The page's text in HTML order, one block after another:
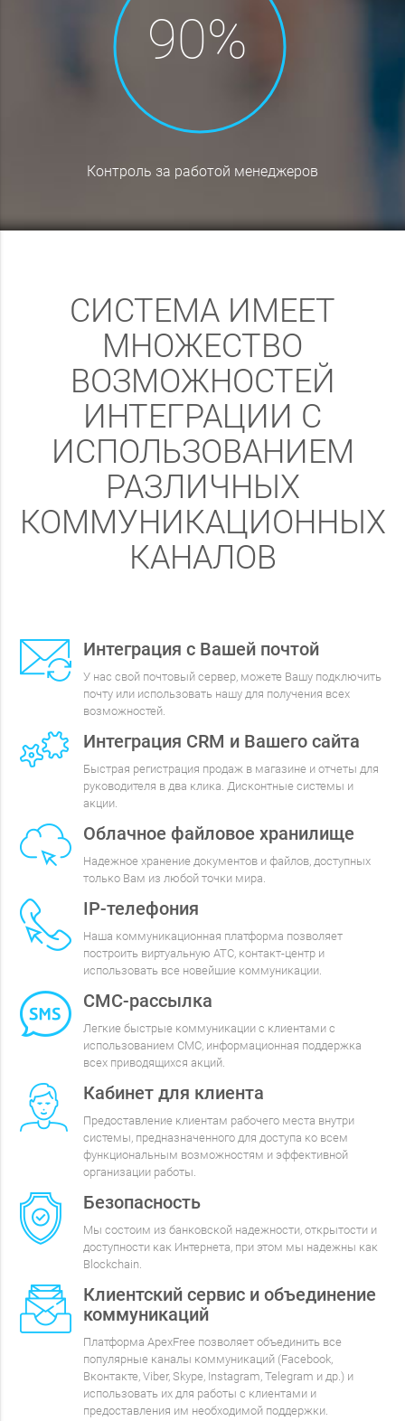
контроль за работой менеджеров
СИСТЕМА ИМЕЕТ
МНОЖЕСТВО
ВОЗМОЖНОСТЕЙ
ИНТЕГРАЦИИ С
ИСПОЛЬЗОВАНИЕМ
РАЗЛИЧНЫХ
КОММУНИКАЦИОННЫХ
КАНАЛОВ
Интеграция с Вашей почтой
У нас свой почтовый сервер, можете Вашу подключить
почту или использовать нашу для получения всех
возможностей.
Интеграция CRM и Вашего сайта
Быстрая регистрация продаж в магазине и отчеты для
руководителя в два клика. Дисконтные системы и
акции.
Облачное файловое хранилище
Надежное хранение документов и файлов, доступных
только Вам из любой точки мира.
IP-телефония
Наша коммуникационная платформа позволяет
построить виртуальную АТС, контакт-центр и
использовать все новейшие коммуникации.
СМС-рассылка
Легкие быстрые коммуникации с клиентами с
использованием СМС, информационная поддержка
всех приводящихся акций.
Кабинет для клиента
Предоставление клиентам рабочего места внутри
системы, предназначенного для доступа ко всем
функциональным возможностям и эффективной
организации работы.
Безопасность
Мы состоим из банковской надежности, открытости и
доступности как Интернета, при этом мы надежны как
Blockchain.
Клиентский сервис и объединение
коммуникаций
Платформа ApexFree позволяет объединить все
популярные каналы коммуникаций (Facebook,
Вконтакте, Viber, Skype, Instagram, Telegram и др.) и
использовать их для работы с клиентами и
предоставления им необходимой поддержки.